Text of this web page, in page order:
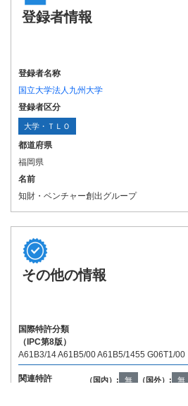
登録者情報
登録者名称
国立大学法人九州大学
登録者区分
大学・ＴＬＯ
都道府県
福岡県
名前
知財・ベンチャー創出グループ
その他の情報
国際特許分類
（IPC第8版）
A61B3/14 A61B5/00 A61B5/1455 G06T1/00
関連特許 （国内）: 無 （国外）: 無